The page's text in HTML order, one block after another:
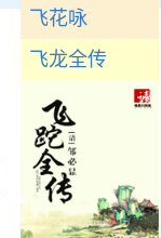
飞花咏
飞龙全传